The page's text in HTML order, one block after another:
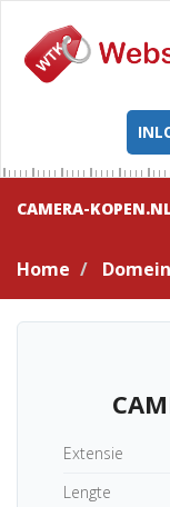
CAMERA-
Home
Extensie
Lengte